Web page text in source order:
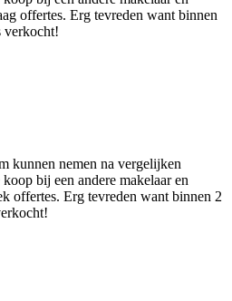
offertes. Erg tevreden want binnen
verkocht!
kunnen nemen na vergelijken
bij een andere makelaar en
offertes. Erg tevreden want binnen 2